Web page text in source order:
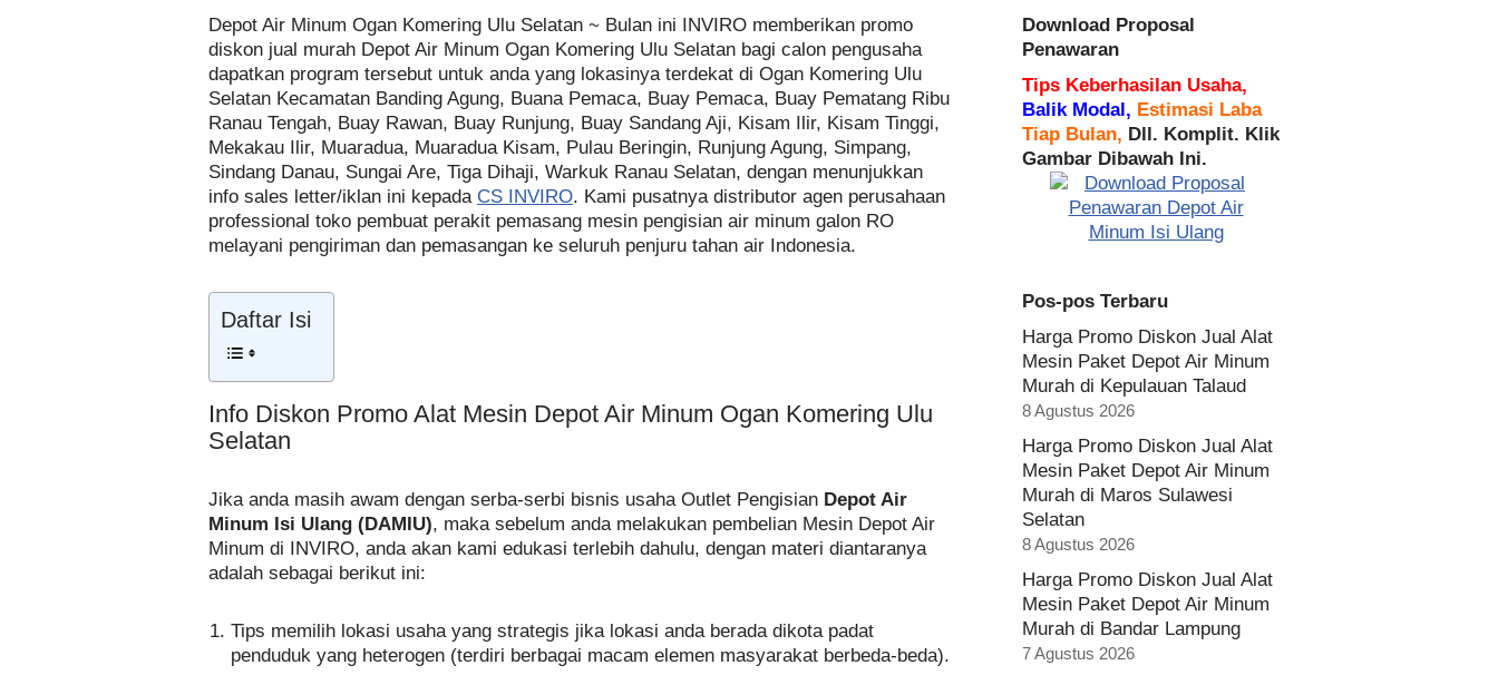
Depot Air Minum Ogan Komering Ulu Selatan ~ Bulan ini INVIRO memberikan promo
diskon jual murah Depot Air Minum Ogan Komering Ulu Selatan bagi calon pengusaha
dapatkan program tersebut untuk anda yang lokasinya terdekat di Ogan Komering Ulu
Selatan Kecamatan Banding Agung, Buana Pemaca, Buay Pemaca, Buay Pematang Ribu
Ranau Tengah, Buay Rawan, Buay Runjung, Buay Sandang Aji, Kisam Ilir, Kisam Tinggi,
Mekakau Ilir, Muaradua, Muaradua Kisam, Pulau Beringin, Runjung Agung, Simpang,
Sindang Danau, Sungai Are, Tiga Dihaji, Warkuk Ranau Selatan, dengan menunjukkan
info sales letter/iklan ini kepada CS INVIRO. Kami pusatnya distributor agen perusahaan
professional toko pembuat perakit pemasang mesin pengisian air minum galon RO
melayani pengiriman dan pemasangan ke seluruh penjuru tahan air Indonesia.
Daftar Isi
Info Diskon Promo Alat Mesin Depot Air Minum Ogan Komering Ulu
Selatan
Jika anda masih awam dengan serba-serbi bisnis usaha Outlet Pengisian Depot Air
Minum Isi Ulang (DAMIU), maka sebelum anda melakukan pembelian Mesin Depot Air
Minum di INVIRO, anda akan kami edukasi terlebih dahulu, dengan materi diantaranya
adalah sebagai berikut ini:
Tips memilih lokasi usaha yang strategis jika lokasi anda berada dikota padat
penduduk yang heterogen (terdiri berbagai macam elemen masyarakat berbeda-beda).
Download Proposal
Penawaran
Tips Keberhasilan Usaha,
Balik Modal, Estimasi Laba
Tiap Bulan, Dll. Komplit. Klik
Gambar Dibawah Ini.
Pos-pos Terbaru
Harga Promo Diskon Jual Alat
Mesin Paket Depot Air Minum
Murah di Kepulauan Talaud
8 Agustus 2026
Harga Promo Diskon Jual Alat
Mesin Paket Depot Air Minum
Murah di Maros Sulawesi
Selatan
8 Agustus 2026
Harga Promo Diskon Jual Alat
Mesin Paket Depot Air Minum
Murah di Bandar Lampung
7 Agustus 2026